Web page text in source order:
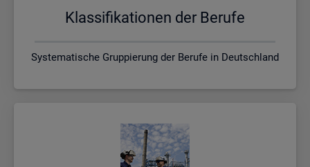
Klas­si­fi­ka­tio­nen der Be­ru­fe
Systematische Gruppierung der Berufe in Deutschland